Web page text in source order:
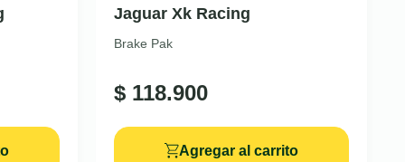
Jaguar Xk Racing
Brake Pak
$ 118.900
Agregar al carrito